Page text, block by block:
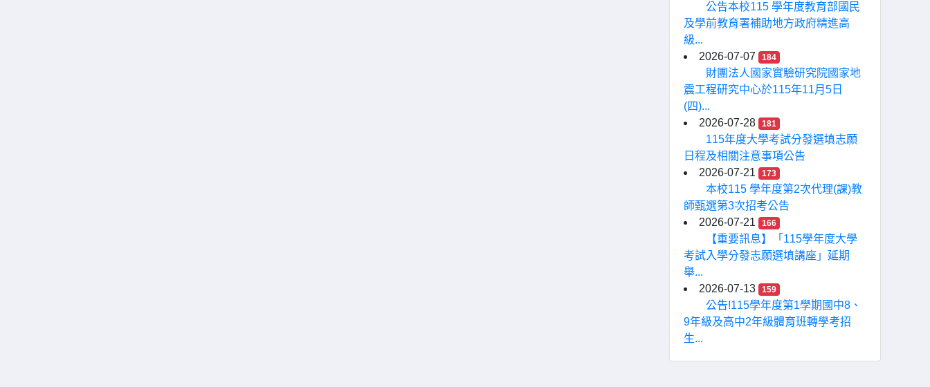
公告本校115 學年度教育部國民
及學前教育署補助地方政府精進高
級...
2026-07-07
184
財團法人國家實驗研究院國家地
震工程研究中心於115年11月5日
(四)...
2026-07-28
181
115年度大學考試分發選填志願
日程及相關注意事項公告
2026-07-21
173
本校115 學年度第2次代理(課)教
師甄選第3次招考公告
2026-07-21
166
【重要訊息】「115學年度大學
考試入學分發志願選填講座」延期
舉...
2026-07-13
159
公告!115學年度第1學期國中8、
9年級及高中2年級體育班轉學考招
生...